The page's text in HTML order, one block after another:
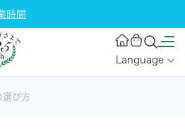
時間
Language
選び方